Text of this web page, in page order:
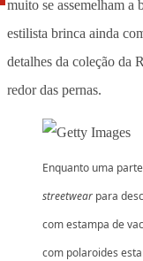
muito se assemelham a
estilista brinca ainda
detalhes da coleção da
redor das pernas.
Enquanto uma
streetwear para
com estampa de
com polaroides